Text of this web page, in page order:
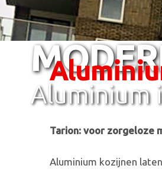
Aluminium
Tarion: voor zorgeloze
Aluminium kozijnen